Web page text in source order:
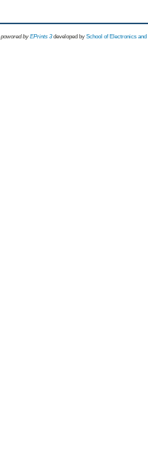
powored byEPrints 3 developed by School of Electronics